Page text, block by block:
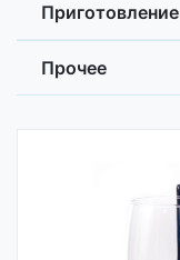
Приготовление
Прочее